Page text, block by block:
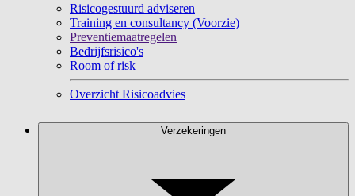
Risicogestuurd adviseren
Training en consultancy (Voorzie)
Preventiemaatregelen
Bedrijfsrisico's
Room of risk
Overzicht Risicoadvies
Verzekeringen